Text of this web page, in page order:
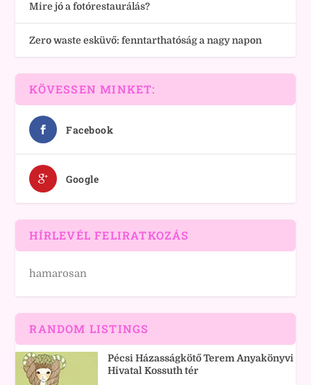
Mire jó a fotórestaurálás?
Zero waste esküvő: fenntarthatóság a nagy napon
KÖVESSEN MINKET:
Facebook
Google
HÍRLEVÉL FELIRATKOZÁS
hamarosan
RANDOM LISTINGS
Pécsi Házasságkötő Terem Anyakönyvi
Hivatal Kossuth tér